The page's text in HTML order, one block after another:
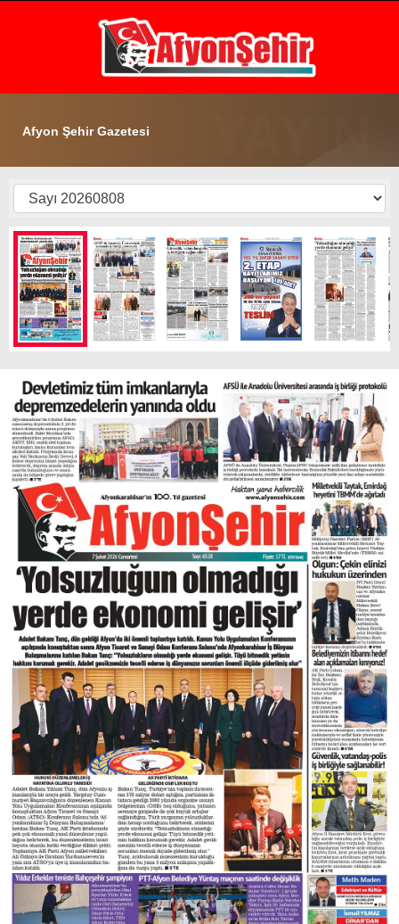
WhatsApp İhbar Hattı
Facebook
Instagram
Youtube
29°
AFYON
EKONOMİ
POLİTİKA
SPOR
SAĞLIK
İLÇE
DIĞER
ÇEVRE
RESMI İLANLAR
E-GAZETE
CANLI YAYIN
Afyon Şehir Gazetesi